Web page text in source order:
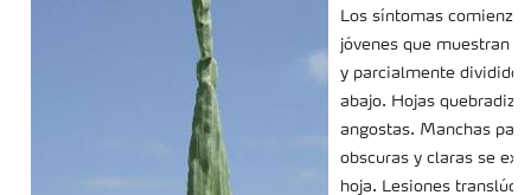
Los síntomas
jóvenes que muestran
y parcialmente
abajo. Hojas
angostas. Manchas
obscuras y claras se
hoja. Lesiones